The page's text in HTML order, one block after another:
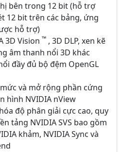
bên trong 12 bit (hỗ trợ
12 bit trên các bảng, ứng
hỗ trợ)
3D Vision ™ , 3D DLP, xen kẽ
âm thanh nổi 3D khác
đầy đủ bộ đệm OpenGL
và mở rộng phần cứng
hình NVIDIA nView
độ phân giải cực cao, quy
tảng NVIDIA SVS bao gồm
khảm, NVIDIA Sync và